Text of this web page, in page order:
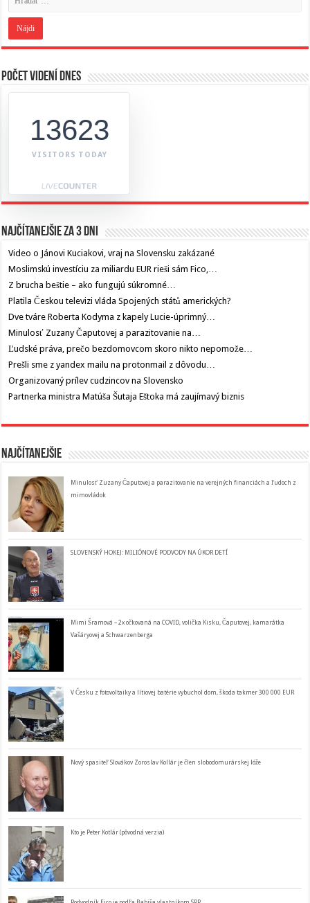
Počet videní dnes
13623
VISITORS TODAY
Najčítanejšie za 3 dni
Video o Jánovi Kuciakovi, vraj na Slovensku zakázané
Moslimskú investíciu za miliardu EUR rieši sám Fico,…
Z brucha beštie – ako fungujú súkromné…
Platila Českou televizi vláda Spojených států amerických?
Dve tváre Roberta Kodyma z kapely Lucie-úprimný…
Minulosť Zuzany Čaputovej a parazitovanie na…
Ľudské práva, prečo bezdomovcom skoro nikto nepomože…
Prešli sme z yandex mailu na protonmail z dôvodu…
Organizovaný prílev cudzincov na Slovensko
Partnerka ministra Matúša Šutaja Eštoka má zaujímavý biznis
Najčítanejšie
Minulosť Zuzany Čaputovej a parazitovanie na verejných financiách a ľudoch z
mimovládok
SLOVENSKÝ HOKEJ: MILIÓNOVÉ PODVODY NA ÚKOR DETÍ
Mimi Šramová – 2x očkovaná na COVID, volička Kisku, Čaputovej, kamarátka
Vašáryovej a Schwarzenberga
V Česku z fotovoltaiky a lítiovej batérie vybuchol dom, škoda takmer 300 000 EUR
Nový spasiteľ Slovákov Zoroslav Kollár je člen slobodomurárskej lóže
Kto je Peter Kotlár (pôvodná verzia)